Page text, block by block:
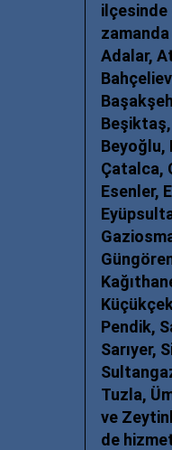
ilçesinde
Adalar,
Beşiktaş,
Beyoğlu,
Çatalca,
Esenler,
Pendik,
Sarıyer,
Tuzla,
ve
de